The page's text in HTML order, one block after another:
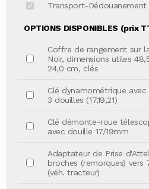
Transport-Dédouanement
OPTIONS DISPONIBLES (prix
Coffre de rangement sur
Noir, dimensions utiles
24,0 cm, clés
Clé dynamométrique avec
3 douilles (17,19,21)
Clé démonte-roue
avec douille 17/19mm
Adaptateur de Prise
broches (remorques) vers
(véh. tracteur)